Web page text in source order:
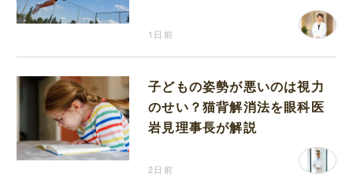
1日前
子どもの姿勢が悪いのは視力
のせい？猫背解消法を眼科医
岩見理事長が解説
2日前